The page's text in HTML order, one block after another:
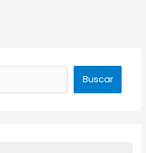
Buscar